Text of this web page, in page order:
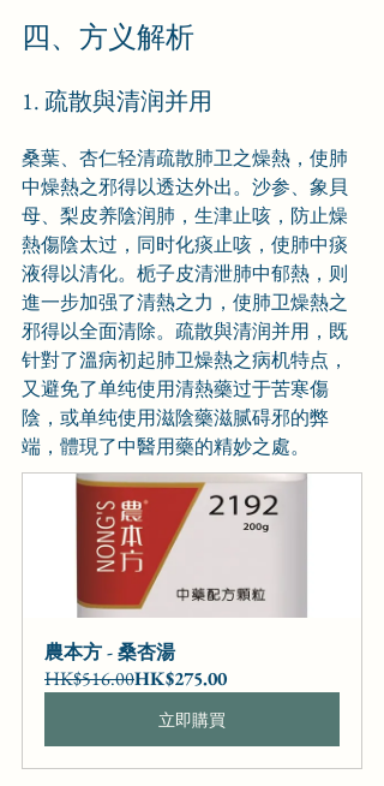
四、方义解析
1. 疏散與清润并用
桑葉、杏仁轻清疏散肺卫之燥熱，使肺
中燥熱之邪得以透达外出。沙参、象貝
母、梨皮养陰润肺，生津止咳，防止燥
熱傷陰太过，同时化痰止咳，使肺中痰
液得以清化。栀子皮清泄肺中郁熱，则
進一步加强了清熱之力，使肺卫燥熱之
邪得以全面清除。疏散與清润并用，既
针對了溫病初起肺卫燥熱之病机特点，
又避免了单纯使用清熱藥过于苦寒傷
陰，或单纯使用滋陰藥滋腻碍邪的弊
端，體現了中醫用藥的精妙之處。
農本方 - 桑杏湯
HK$516.00HK$275.00
立即購買